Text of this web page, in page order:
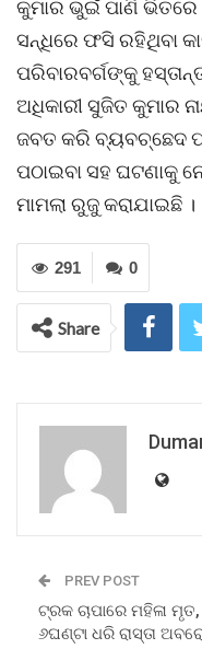
କୁମାର ଭୁଇଁ ପାଣି
ସନ୍ଧିରେ ଫସି ରହିଥିବା
ପରିବାରବର୍ଗଙ୍କୁ
ଅଧିକାରୀ ସୁଜିତ କୁମାର
ଜବତ କରି ବ୍ୟବଚ୍ଛେଦ
ପଠାଇବା ସହ ଘଟଣାକୁ
ମାମଲା ରୁଜୁ କରାଯାଇଛି ।
0
291
Share
PREV POST
ଟ୍ରକ ଚାପାରେ ମହିଳା ମୃତ,
୬ଘଣ୍ଟା ଧରି ରାସ୍ତା